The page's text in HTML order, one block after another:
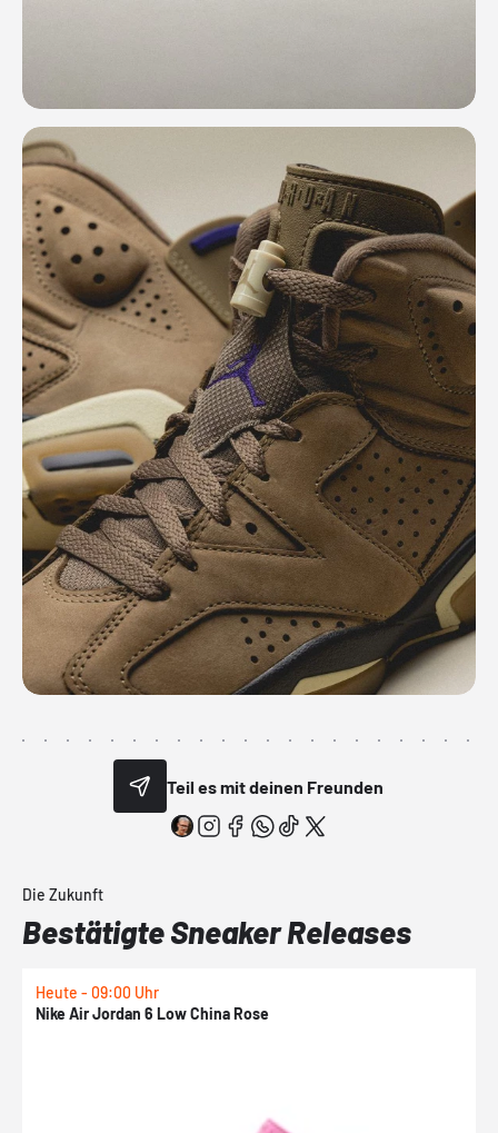
Teil es mit deinen Freunden
Die Zukunft
Bestätigte Sneaker Releases
Heute - 09:00 Uhr
Nike Air Jordan 6 Low China Rose